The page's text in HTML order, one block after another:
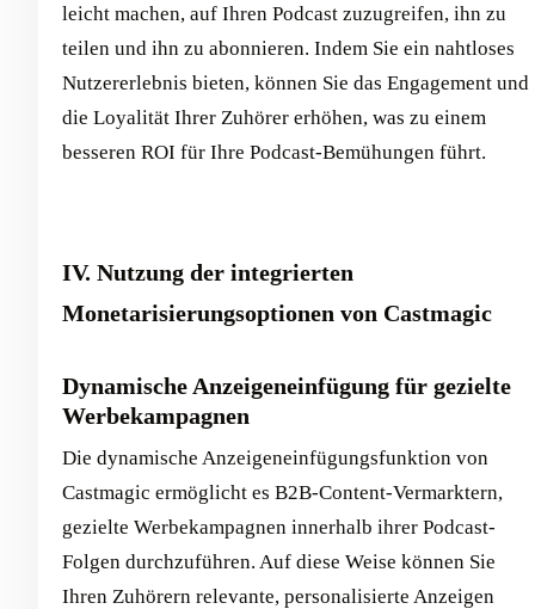
leicht machen, auf Ihren Podcast zuzugreifen, ihn zu
teilen und ihn zu abonnieren. Indem Sie ein nahtloses
Nutzererlebnis bieten, können Sie das Engagement und
die Loyalität Ihrer Zuhörer erhöhen, was zu einem
besseren ROI für Ihre Podcast-Bemühungen führt.
IV. Nutzung der integrierten
Monetarisierungsoptionen von Castmagic
Dynamische Anzeigeneinfügung für gezielte
Werbekampagnen
Die dynamische Anzeigeneinfügungsfunktion von
Castmagic ermöglicht es B2B-Content-Vermarktern,
gezielte Werbekampagnen innerhalb ihrer Podcast-
Folgen durchzuführen. Auf diese Weise können Sie
Ihren Zuhörern relevante, personalisierte Anzeigen